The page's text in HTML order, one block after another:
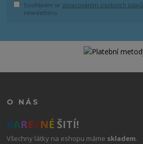
Souhlasím se zpracováním osobních údajů
newsletteru.
O NÁS
BAREVNÉ ŠITÍ!
Všechny látky na eshopu máme skladem.